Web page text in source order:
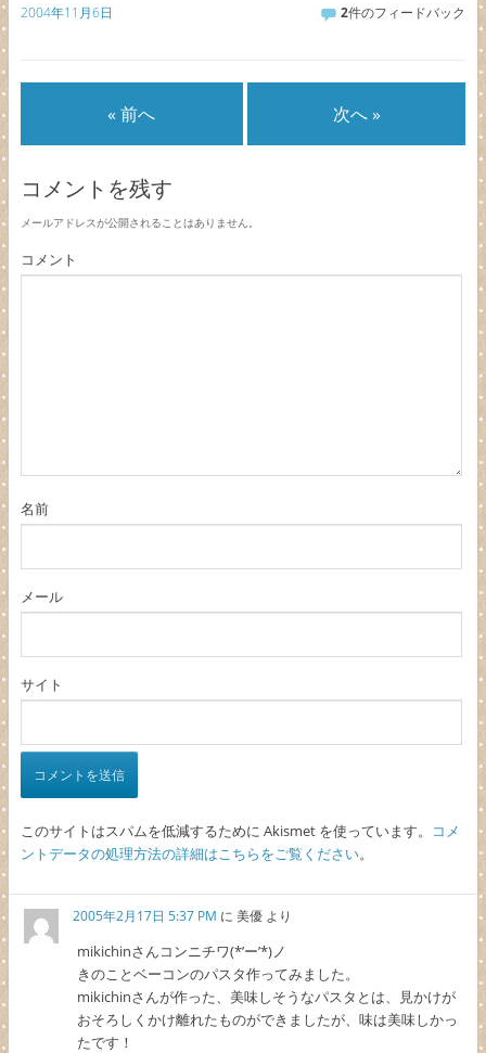
2004年11月6日 2件のフィードバック
« 前へ 次へ »
コメントを残す
メールアドレスが公開されることはありません。
コメント
名前
メール
サイト
このサイトはスパムを低減するために Akismet を使っています。
コメ
ントデータの処理方法の詳細はこちらをご覧ください。
2005年2月17日 5:37 PM に美優 より
mikichinさんコンニチワ(*’ー’*)ノ
きのことベーコンのパスタ作ってみました。
mikichinさんが作った、美味しそうなパスタとは、見かけが
おそろしくかけ離れたものができましたが、味は美味しかっ
たです！